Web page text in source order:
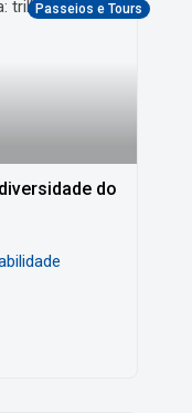
Passeios e Tours
do